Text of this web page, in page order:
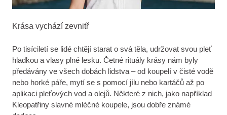
Krása vychází zevnitř
Po tisíciletí se lidé chtějí starat o svá těla, udržovat svou pleť
hladkou a vlasy plné lesku. Četné rituály krásy nám byly
předávány ve všech dobách lidstva – od koupelí v čisté vodě
nebo horké páře, mytí se s pomocí jílu nebo kartáčů až po
aplikaci pleťových vod a olejů. Některé z nich, jako například
Kleopatřiny slavné mléčné koupele, jsou dobře známé